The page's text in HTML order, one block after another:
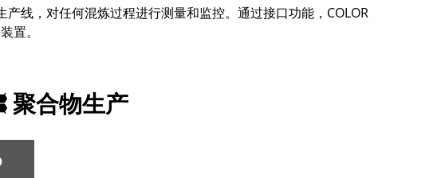
产线，对任何混炼过程进行测量和监控。通过接口功能，COLOR
置。
聚合物生产